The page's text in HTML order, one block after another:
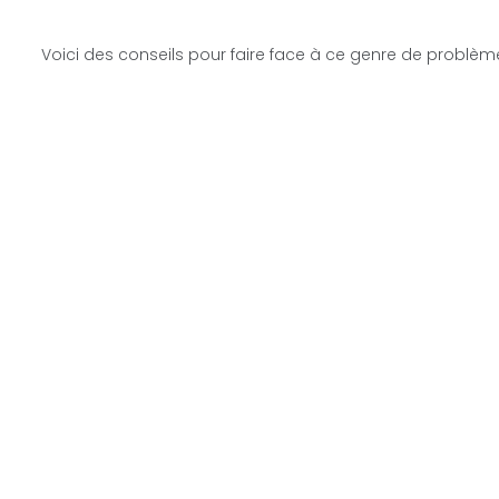
Voici des conseils pour faire face à ce genre de